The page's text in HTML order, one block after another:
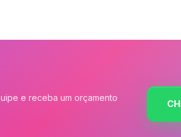
e receba um orçamento